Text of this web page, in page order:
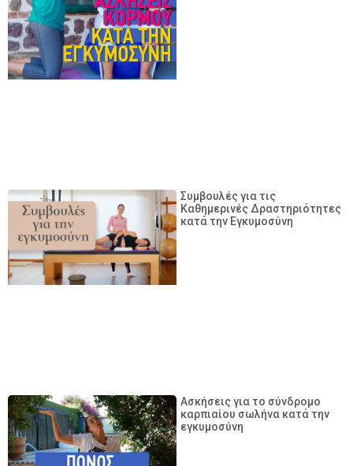
Συμβουλές για τις
Καθημερινές Δραστηριότητες
κατά την Εγκυμοσύνη
Ασκήσεις για το σύνδρομο
καρπιαίου σωλήνα κατά την
εγκυμοσύνη